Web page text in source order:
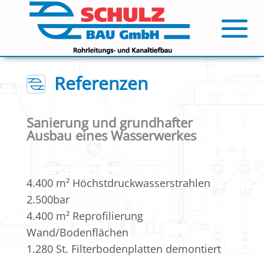
Referenzen
Sanierung und grundhafter
Ausbau eines Wasserwerkes
4.400 m² Höchstdruckwasserstrahlen
2.500bar
4.400 m² Reprofilierung
Wand/Bodenflächen
1.280 St. Filterbodenplatten demontiert